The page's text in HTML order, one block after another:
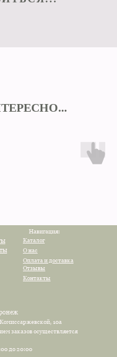
Контакты
Отзывы
Оплата и доставка
О нас
Каталог
Навигация:
заказов осуществляется
до 20:00
10а